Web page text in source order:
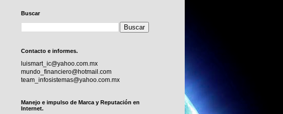
Buscar
Contacto e informes.
luismart_ic@yahoo.com.mx
mundo_financiero@hotmail.com
team_infosistemas@yahoo.com.mx
Manejo e impulso de Marca y Reputación en
Internet.